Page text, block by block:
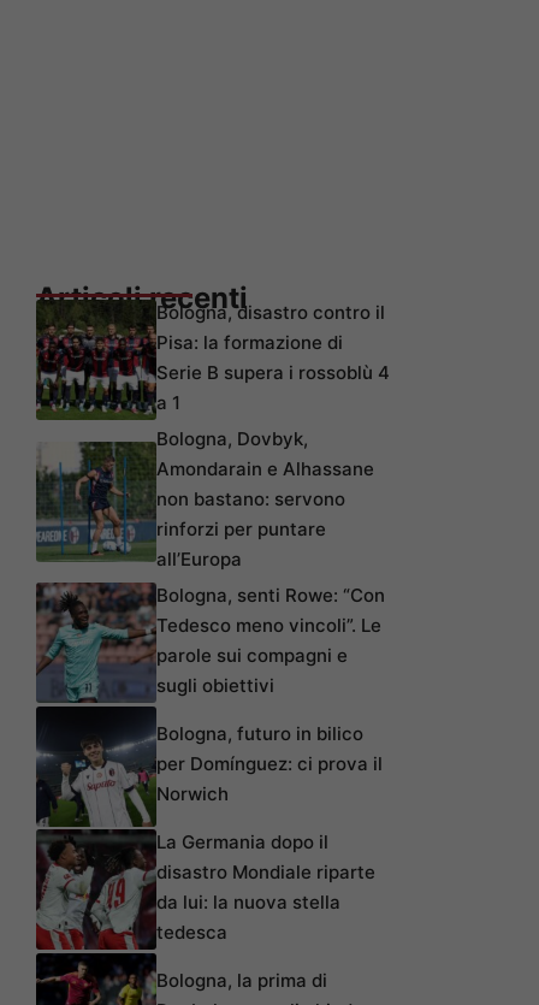
Articoli recentiBologna, disastro contro il
Pisa: la formazione di
Serie B supera i rossoblù 4
a 1
Bologna, Dovbyk,
Amondarain e Alhassane
non bastano: servono
rinforzi per puntare
all’Europa
Bologna, senti Rowe: “Con
Tedesco meno vincoli”. Le
parole sui compagni e
sugli obiettivi
Bologna, futuro in bilico
per Domínguez: ci prova il
Norwich
La Germania dopo il
disastro Mondiale riparte
da lui: la nuova stella
tedesca
Bologna, la prima di